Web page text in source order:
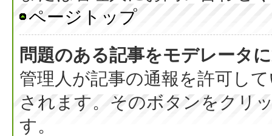
ページトップ
問題のある記事をモデレータ
管理人が記事の通報を許可し
されます。そのボタンをクリ
す。